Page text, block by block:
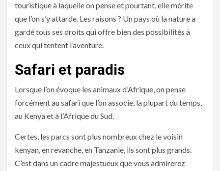
touristique à laquelle on pense et pourtant, elle mérite
que l’on s’y attarde. Les raisons ? Un pays où la nature a
gardé tous ses droits qui offre bien des possibilités à
ceux qui tentent l’aventure.
Safari et paradis
Lorsque l’on évoque les animaux d’Afrique, on pense
forcément au safari que l’on associe, la plupart du temps,
au Kenya et à l’Afrique du Sud.
Certes, les parcs sont plus nombreux chez le voisin
kenyan, en revanche, en Tanzanie, ils sont plus grands.
C’est dans un cadre majestueux que vous admirerez